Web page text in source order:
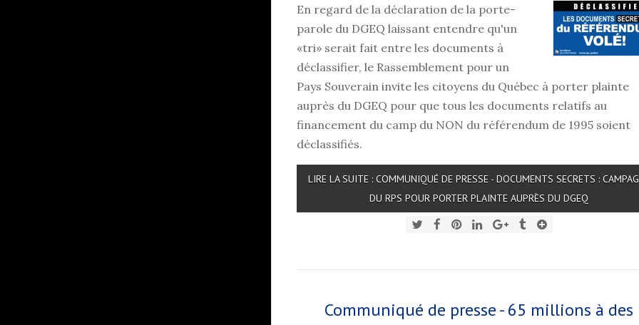
En regard de la déclaration de la porte-
parole du DGEQ laissant entendre qu'un
«tri» serait fait entre les documents à
déclassifier, le Rassemblement pour un
Pays Souverain invite les citoyens du Québec à porter plainte
auprès du DGEQ pour que tous les documents relatifs au
financement du camp du NON du référendum de 1995 soient
déclassifiés.
LIRE LA SUITE : COMMUNIQUÉ DE PRESSE - DOCUMENTS SECRETS :
DU RPS POUR PORTER PLAINTE AUPRÈS DU DGEQ
Communiqué de presse - 65 millions à des